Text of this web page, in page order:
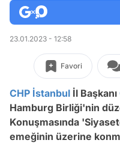
23.01.2023 - 12:58
Favori
CHP İstanbul İl Başkanı
Hamburg Birliği'nin
Konuşmasında
emeğinin üzerine